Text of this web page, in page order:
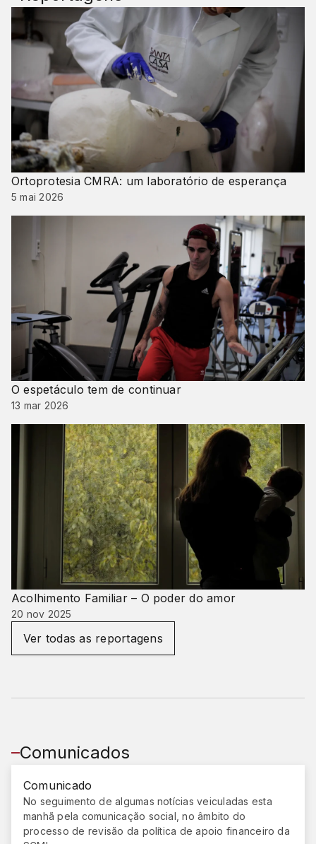
Ortoprotesia CMRA: um laboratório de esperança
5 mai 2026
O espetáculo tem de continuar
13 mar 2026
Acolhimento Familiar – O poder do amor
20 nov 2025
Ver todas as reportagens
Comunicados
Comunicado
No seguimento de algumas notícias veiculadas esta
manhã pela comunicação social, no âmbito do
processo de revisão da política de apoio financeiro da